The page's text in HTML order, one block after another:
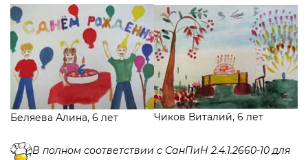
Беляева Алина, 6 лет Чиков Виталий, 6 лет
полном соответствии с СанПиН 2.4.1.2660-10 для